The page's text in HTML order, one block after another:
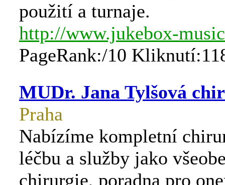
použití a turnaje.
http://www.jukebox-
PageRank:/10
MUDr. Jana Tylšová
Praha
Nabízíme kompletní
léčbu a služby jako
chirurgie, poradna pro